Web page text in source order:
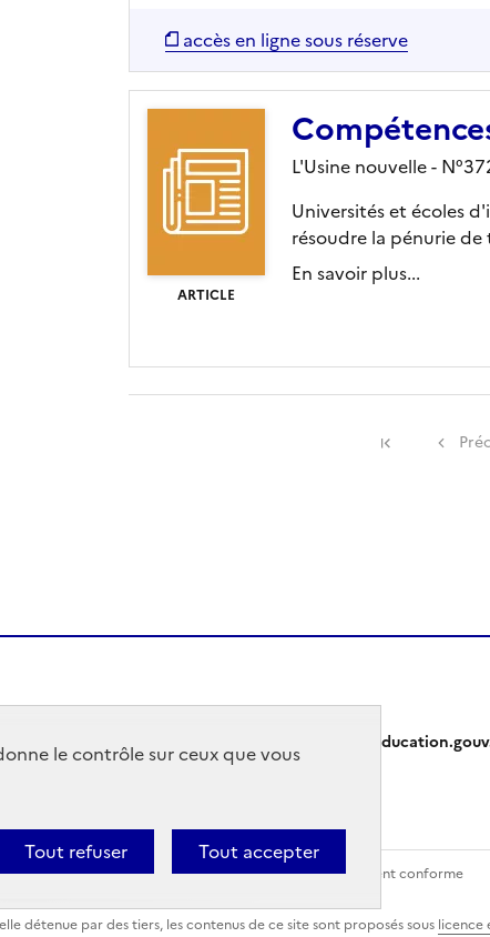
le contrôle sur ceux que vous
Tout accepter
Tout refuser
accès en ligne sous réserve
ARTICLE
L'Usine nouvelle -
Universités et écoles
résoudre la pénurie
En savoir plus...
Plan du site Contact Accessibilité : partiellement conforme
détenue par des tiers, les contenus de ce site sont proposés sous licence